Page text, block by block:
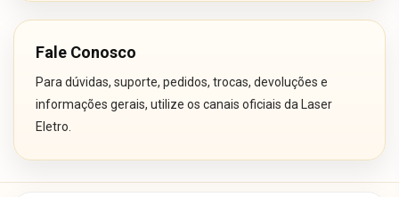
Fale Conosco
Para dúvidas, suporte, pedidos, trocas, devoluções e
informações gerais, utilize os canais oficiais da Laser
Eletro.